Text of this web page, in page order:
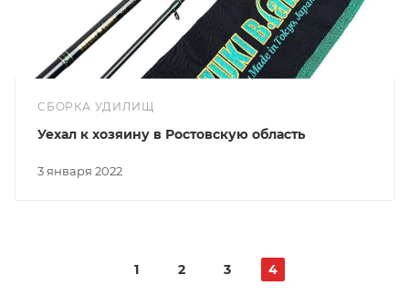
СБОРКА УДИЛИЩ
3 января 2022
Уехал к хозяину в Ростовскую область
1 2 3 4